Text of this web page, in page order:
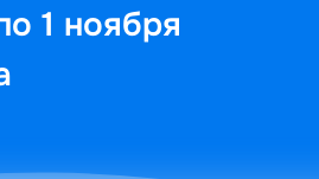
1 ноября